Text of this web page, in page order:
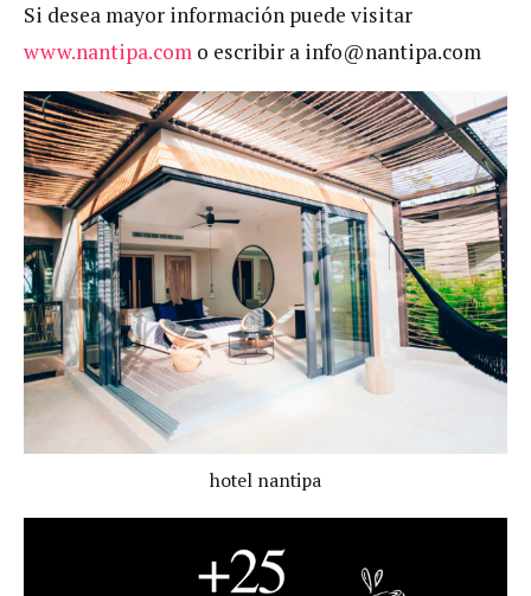
Si desea mayor información puede visitar
www.nantipa.com o escribir a info@nantipa.com
hotel nantipa